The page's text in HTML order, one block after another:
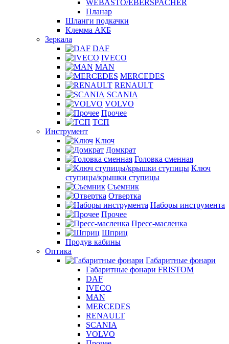
WEBASTO/EBERSPACHER
Планар
Шланги подкачки
Клемма АКБ
Зеркала
DAF
IVECO
MAN
MERCEDES
RENAULT
SCANIA
VOLVO
Прочее
ТСП
Инструмент
Ключ
Домкрат
Головка сменная
Ключ
ступицы/крышки ступицы
Съемник
Отвертка
Наборы инструмента
Прочее
Пресс-масленка
Шприц
Продув кабины
Оптика
Габаритные фонари
Габаритные фонари FRISTOM
DAF
IVECO
MAN
MERCEDES
RENAULT
SCANIA
VOLVO